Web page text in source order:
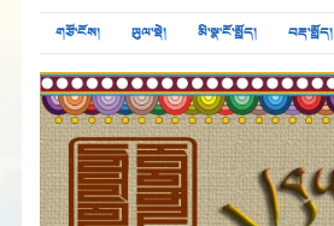
གཙོ་ངོས། ཡུལ་སྡེ། མི་སྣ་ངོ་སྤྲོད། བརྡ་སྤྲོད།